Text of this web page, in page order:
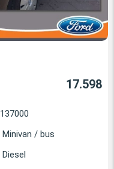
17.598
137000
Minivan / bus
Diesel